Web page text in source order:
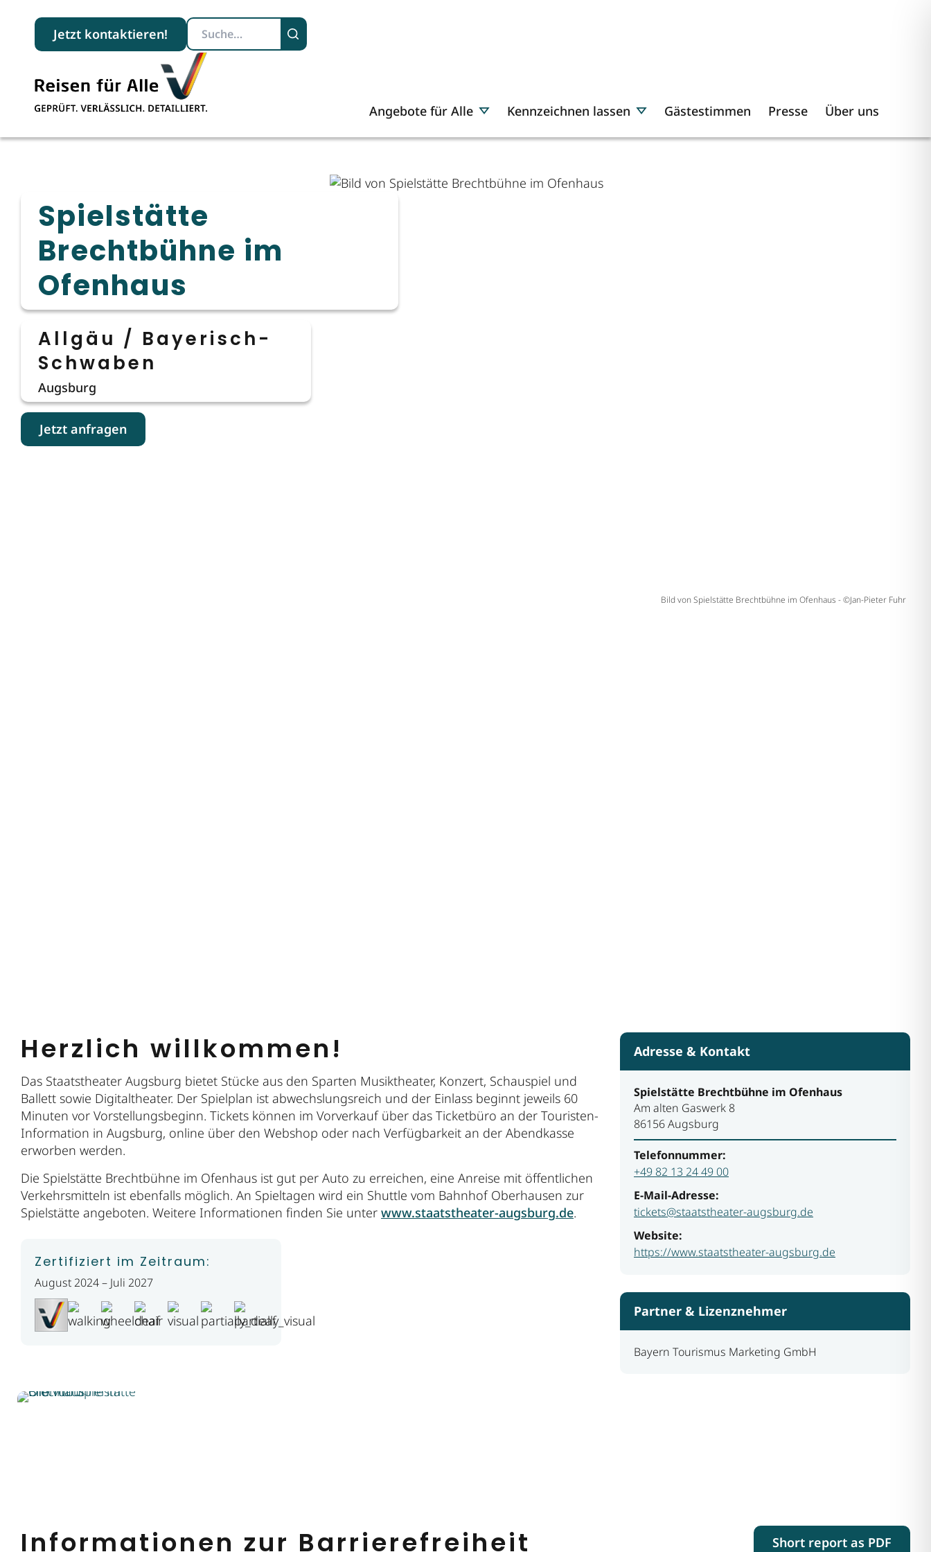
Angebote für Alle Kennzeichnen lassen Gästestimmen Presse Über uns
Jetzt kontaktieren!
Suchbegriff
Spielstätte
Brechtbühne im
Ofenhaus
Allgäu / Bayerisch-
Schwaben
Augsburg
Jetzt anfragen
Bild von Spielstätte Brechtbühne im Ofenhaus - ©Jan-Pieter Fuhr
Herzlich willkommen!
Das Staatstheater Augsburg bietet Stücke aus den Sparten Musiktheater, Konzert, Schauspiel und
Ballett sowie Digitaltheater. Der Spielplan ist abwechslungsreich und der Einlass beginnt jeweils 60
Minuten vor Vorstellungsbeginn. Tickets können im Vorverkauf über das Ticketbüro an der Touristen-
Information in Augsburg, online über den Webshop oder nach Verfügbarkeit an der Abendkasse
erworben werden.
Die Spielstätte Brechtbühne im Ofenhaus ist gut per Auto zu erreichen, eine Anreise mit öffentlichen
Verkehrsmitteln ist ebenfalls möglich. An Spieltagen wird ein Shuttle vom Bahnhof Oberhausen zur
Spielstätte angeboten. Weitere Informationen finden Sie unter www.staatstheater-augsburg.de.
Zertifiziert im Zeitraum:
August 2024 – Juli 2027
Adresse & Kontakt
Spielstätte Brechtbühne im Ofenhaus
Am alten Gaswerk 8
86156 Augsburg
Telefonnummer:
+49 82 13 24 49 00
E-Mail-Adresse:
tickets@staatstheater-augsburg.de
Website:
https://www.staatstheater-augsburg.de
Partner & Lizenznehmer
Bayern Tourismus Marketing GmbH
Informationen zur Barrierefreiheit Short report as PDF